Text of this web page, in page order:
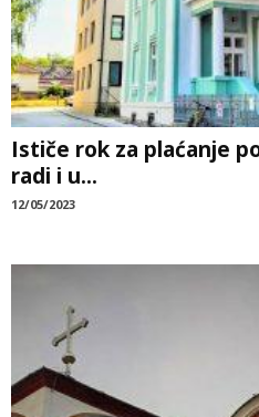
Ističe rok za plaćanje
radi i u...
12/05/2023